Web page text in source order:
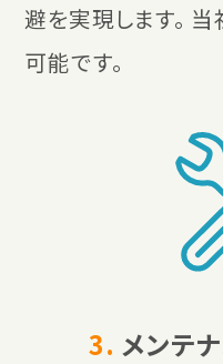
避を実現します。
可能です。
3. メンテ